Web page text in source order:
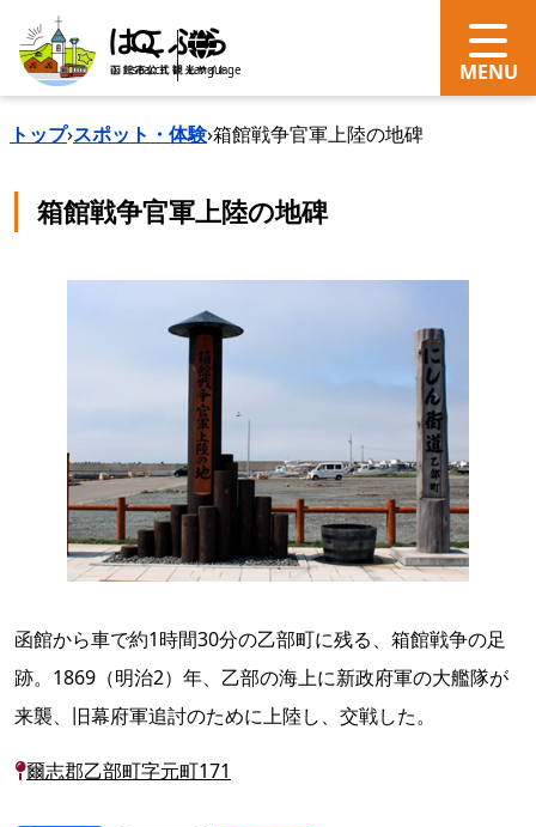
search Language
トップ›スポット・体験›箱館戦争官軍上陸の地碑
箱館戦争官軍上陸の地碑
函館から車で約1時間30分の乙部町に残る、箱館戦争の足
跡。1869（明治2）年、乙部の海上に新政府軍の大艦隊が
来襲、旧幕府軍追討のために上陸し、交戦した。
爾志郡乙部町字元町171